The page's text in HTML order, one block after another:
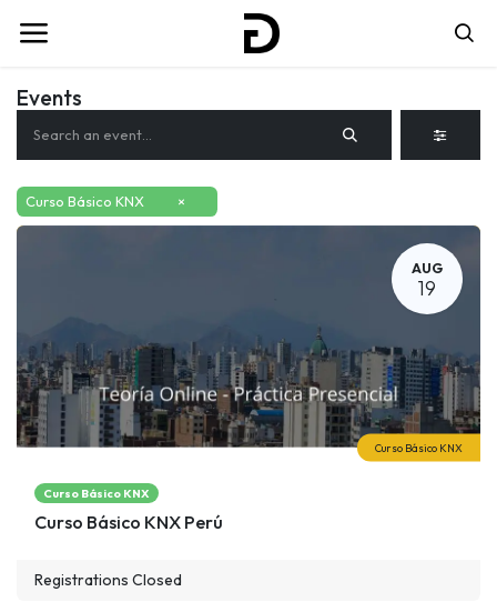
Events
Curso Básico KNX ×
AUG
19
Curso Básico KNX
Curso Básico KNX
Curso Básico KNX Perú
Registrations Closed